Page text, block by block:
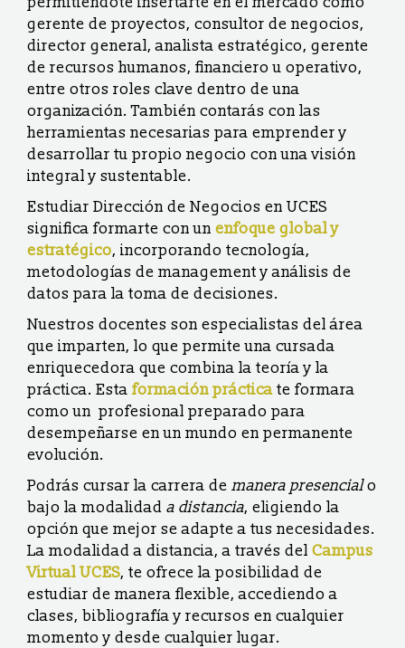
gerente de proyectos, consultor de negocios,
director general, analista estratégico, gerente
de recursos humanos, financiero u operativo,
entre otros roles clave dentro de una
organización. También contarás con las
herramientas necesarias para emprender y
desarrollar tu propio negocio con una visión
integral y sustentable.
Estudiar Dirección de Negocios en UCES
significa formarte con un enfoque global y
estratégico, incorporando tecnología,
metodologías de management y análisis de
datos para la toma de decisiones.
Nuestros docentes son especialistas del área
que imparten, lo que permite una cursada
enriquecedora que combina la teoría y la
práctica. Esta formación prácticate formara
como un profesional preparado para
desempeñarse en un mundo en permanente
evolución.
Podrás cursar la carrera de manera presencialo
bajo la modalidad a distancia, eligiendo la
opción que mejor se adapte a tus necesidades.
La modalidad a distancia, a través del Campus
Virtual UCES, te ofrece la posibilidad de
estudiar de manera flexible, accediendo a
clases, bibliografía y recursos en cualquier
momento y desde cualquier lugar.